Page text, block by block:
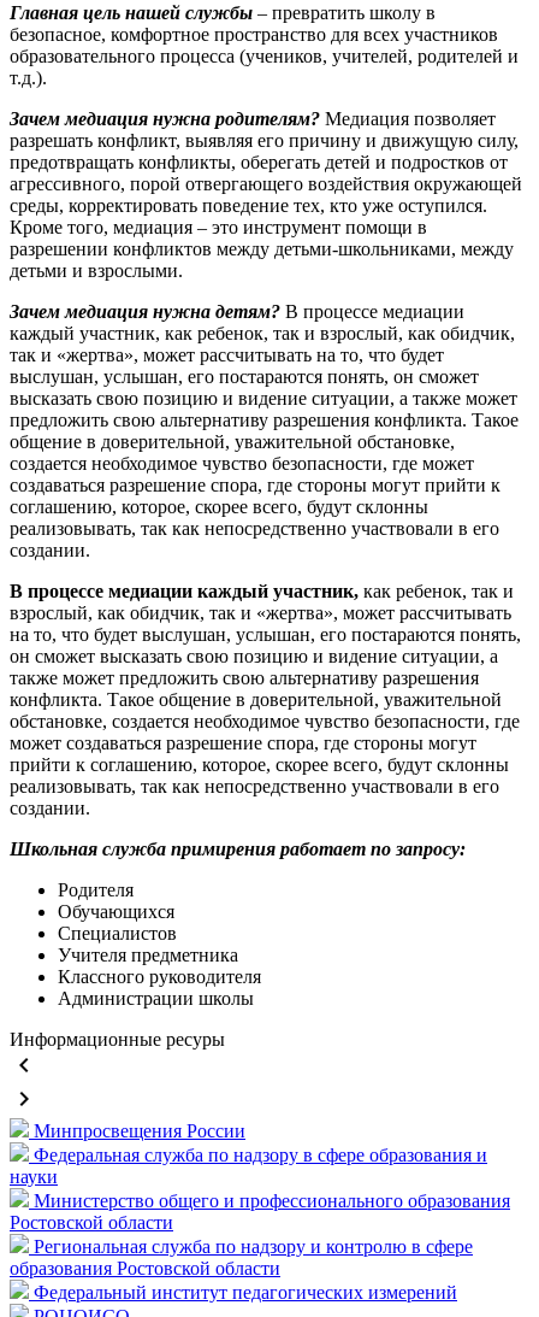
Главная цель нашей службы – превратить школу в
безопасное, комфортное пространство для всех участников
образовательного процесса (учеников, учителей, родителей и
т.д.).
Зачем медиация нужна родителям? Медиация позволяет
разрешать конфликт, выявляя его причину и движущую силу,
предотвращать конфликты, оберегать детей и подростков от
агрессивного, порой отвергающего воздействия окружающей
среды, корректировать поведение тех, кто уже оступился.
Кроме того, медиация – это инструмент помощи в
разрешении конфликтов между детьми-школьниками, между
детьми и взрослыми.
Зачем медиация нужна детям? В процессе медиации
каждый участник, как ребенок, так и взрослый, как обидчик,
так и «жертва», может рассчитывать на то, что будет
выслушан, услышан, его постараются понять, он сможет
высказать свою позицию и видение ситуации, а также может
предложить свою альтернативу разрешения конфликта. Такое
общение в доверительной, уважительной обстановке,
создается необходимое чувство безопасности, где может
создаваться разрешение спора, где стороны могут прийти к
соглашению, которое, скорее всего, будут склонны
реализовывать, так как непосредственно участвовали в его
создании.
В процессе медиации каждый участник, как ребенок, так и
взрослый, как обидчик, так и «жертва», может рассчитывать
на то, что будет выслушан, услышан, его постараются понять,
он сможет высказать свою позицию и видение ситуации, а
также может предложить свою альтернативу разрешения
конфликта. Такое общение в доверительной, уважительной
обстановке, создается необходимое чувство безопасности, где
может создаваться разрешение спора, где стороны могут
прийти к соглашению, которое, скорее всего, будут склонны
реализовывать, так как непосредственно участвовали в его
создании.
Школьная служба примирения работает по запросу:
Родителя
Обучающихся
Специалистов
Учителя предметника
Классного руководителя
Администрации школы
Информационные ресуры
keyboard_arrow_left
keyboard_arrow_right
Минпросвещения России
Федеральная служба по надзору в сфере образования и
науки
Министерство общего и профессионального образования
Ростовской области
Региональная служба по надзору и контролю в сфере
образования Ростовской области
Федеральный институт педагогических измерений